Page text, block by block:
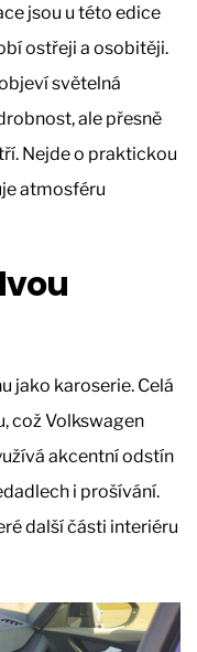
jsou u této edice
ostřeji a osobitěji.
světelná
ale přesně
Nejde o praktickou
atmosféru
jako karoserie. Celá
což Volkswagen
akcentní odstín
i prošívání.
další části interiéru